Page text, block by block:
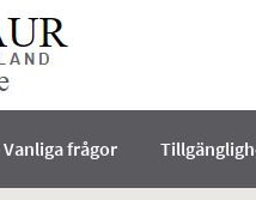
Vanliga frågor